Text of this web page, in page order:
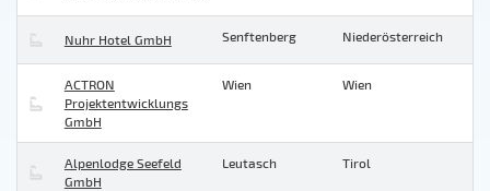
Nuhr Hotel GmbH Senftenberg Niederösterreich
ACTRON
Projektentwicklungs
GmbH
Wien Wien
Alpenlodge Seefeld
GmbH
Leutasch Tirol